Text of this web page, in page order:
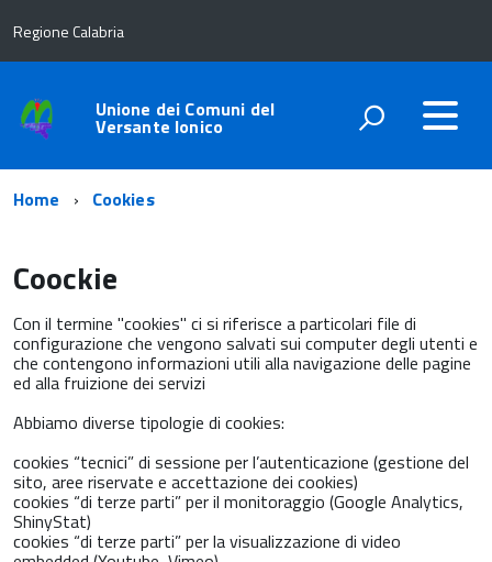
Regione Calabria
Unione dei Comuni del
Versante Ionico
Home Cookies
Coockie
Con il termine "cookies" ci si riferisce a particolari file di
configurazione che vengono salvati sui computer degli utenti e
che contengono informazioni utili alla navigazione delle pagine
ed alla fruizione dei servizi
Abbiamo diverse tipologie di cookies:
cookies “tecnici” di sessione per l’autenticazione (gestione del
sito, aree riservate e accettazione dei cookies)
cookies “di terze parti” per il monitoraggio (Google Analytics,
ShinyStat)
cookies “di terze parti” per la visualizzazione di video